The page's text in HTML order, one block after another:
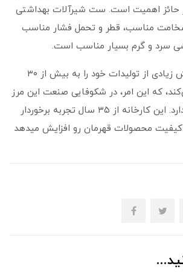
حائز اهمیت است. ست شیرآلات بهداشتی
ضخامت مناسب، قطر و تحمل فشار مناسب
سرد و گرم بسیار مناسب است.
کارخانه قهرمان، بخش زیادی از تولیدات خود را به بیش از ۳۰
که این امر، در شکوفایی صنعت این مرز
و بوم، نقش بسزایی دارد. این کارخانه از ۳۵ سال تجربه برخوردار
محصولات قهرمان رو افزایش میدهد